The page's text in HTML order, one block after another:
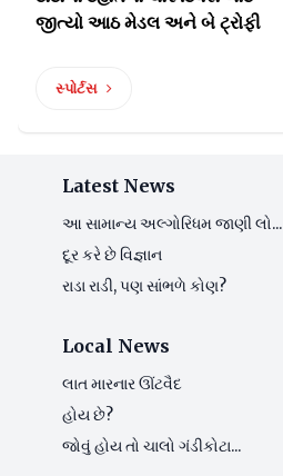
જીત્યો આઠ મેડલ અને બે ટ્રોફી
સ્પોર્ટસ
Latest News
આ સામાન્ય અલ્ગોરિધમ જાણી લો...
દૂર કરે છે વિજ્ઞાન
રાડા રાડી, પણ સાંભળે કોણ?
Local News
લાત મારનાર ઊંટવૈદ
હોય છે?
જોવું હોય તો ચાલો ગંડીકોટા...